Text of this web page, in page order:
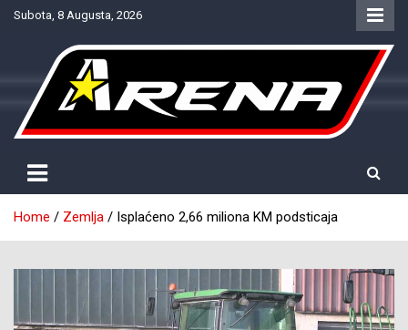
SkipSubota, 8 Augusta, 2026
NTV Arena
Home Zemlja Isplaćeno 2,66 miliona KM podsticaja